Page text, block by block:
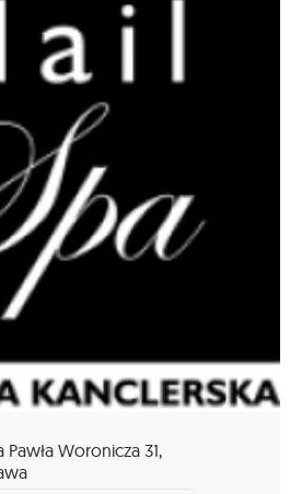
Pawła Woronicza 31,